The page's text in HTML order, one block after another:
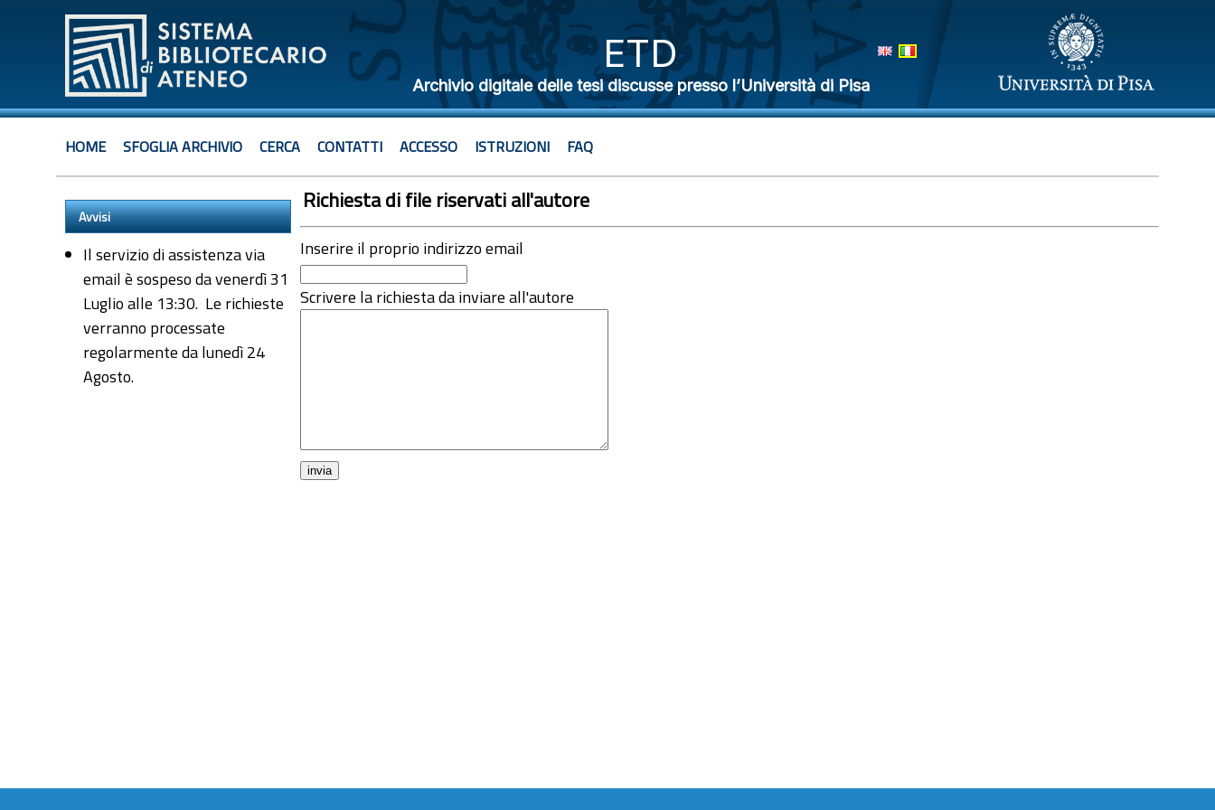
ETD
Archivio digitale delle tesi discusse presso l’Università di Pisa
HOME SFOGLIA ARCHIVIO CERCA CONTATTI ACCESSO ISTRUZIONI FAQ
Avvisi
Il servizio di assistenza via
email è sospeso da venerdì 31
Luglio alle 13:30. Le richieste
verranno processate
regolarmente da lunedì 24
Agosto.
Richiesta di file riservati all'autore
Inserire il proprio indirizzo email
Scrivere la richiesta da inviare all'autore